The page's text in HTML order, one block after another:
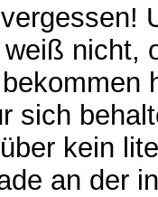
nicht,
sich
kein
an der